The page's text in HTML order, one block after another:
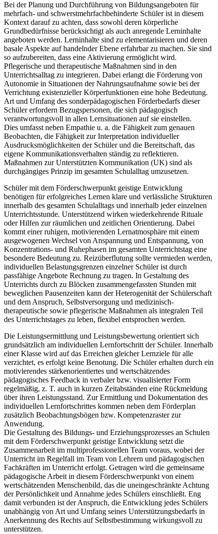
Bei der Planung und Durchführung von Bildungsangeboten für
mehrfach- und schwerstmehrfachbehinderte Schüler ist in diesem
Kontext darauf zu achten, dass sowohl deren körperliche
Grundbedürfnisse berücksichtigt als auch anregende Lerninhalte
angeboten werden. Lerninhalte sind zu elementarisieren und deren
basale Aspekte auf handelnder Ebene erfahrbar zu machen. Sie sind
so aufzubereiten, dass eine Aktivierung ermöglicht wird.
Pflegerische und therapeutische Maßnahmen sind in den
Unterrichtsalltag zu integrieren. Dabei erlangt die Förderung von
Autonomie in Situationen der Nahrungsaufnahme sowie bei der
Verrichtung existenzieller Körperfunktionen eine hohe Bedeutung.
Art und Umfang des sonderpädagogischen Förderbedarfs dieser
Schüler erfordern Bezugspersonen, die sich pädagogisch
verantwortungsvoll in allen Lernsituationen auf sie einstellen.
Dies umfasst neben Empathie u. a. die Fähigkeit zum genauen
Beobachten, die Fähigkeit zur Interpretation individueller
Ausdrucksmöglichkeiten der Schüler und die Bereitschaft, das
eigene Kommunikationsverhalten ständig zu reflektieren.
Maßnahmen zur Unterstützten Kommunikation (UK) sind als
durchgängiges Prinzip im gesamten Schulalltag umzusetzen.
Schüler mit dem Förderschwerpunkt geistige Entwicklung
benötigen für erfolgreiches Lernen klare und verlässliche Strukturen
innerhalb des gesamten Schulalltags und innerhalb jeder einzelnen
Unterrichtsstunde. Unterstützend wirken wiederkehrende Rituale
oder Hilfen zur räumlichen und zeitlichen Orientierung. Dabei
kommt einer ruhigen, motivierenden Lernatmosphäre mit einem
ausgewogenen Wechsel von Anspannung und Entspannung, von
Konzentrations- und Ruhephasen im gesamten Unterrichtstag eine
besondere Bedeutung zu. Reizüberflutung sollte vermieden werden,
individuellen Belastungsgrenzen einzelner Schüler ist durch
passfähige Angebote Rechnung zu tragen. In Gestaltung des
Unterrichts durch zu Blöcken zusammengefassten Stunden mit
beweglichen Pausenzeiten kann der Heterogenität der Schülerschaft
und dem Anspruch, Selbstversorgung und medizinisch-
therapeutische sowie pflegerische Maßnahmen als integralen Teil
des Unterrichtstages zu leben, flexibel entsprochen werden.
Die Leistungsermittlung und Leistungsbewertung orientiert sich
grundsätzlich am individuellen Lernfortschritt der Schüler. Innerhalb
einer Klasse wird auf das Erreichen gleicher Lernziele für alle
verzichtet, es erfolgt keine Benotung. Die Schüler erhalten durch ein
motivierendes stärkenorientiertes und wertschätzendes
pädagogisches Feedback in verbaler bzw. visualisierter Form
regelmäßig, z. T. auch in kurzen Zeitabständen eine Rückmeldung
über ihren Leistungsstand. Zur Ermittlung und Dokumentation des
individuellen Lernfortschrittes kommen neben dem Förderplan
zusätzlich Beobachtungsbögen bzw. Kompetenzraster zur
Anwendung.
Die Gestaltung des Bildungs- und Erziehungsprozesses an Schulen
mit dem Förderschwerpunkt geistige Entwicklung setzt die
Zusammenarbeit im multiprofessionellen Team voraus, wobei der
Unterricht im Regelfall im Team von Lehrern und pädagogischen
Fachkräften im Unterricht erfolgt. Getragen wird die gemeinsame
pädagogische Arbeit in diesem Förderschwerpunkt von einem
wertschätzenden Menschenbild, das die uneingeschränkte Achtung
der Persönlichkeit und Annahme jedes Schülers einschließt. Eng
damit verbunden ist der Anspruch, die Entwicklung jedes Schülers
unabhängig von Art und Umfang seines Unterstützungsbedarfs in
Anerkennung des Rechts auf Selbstbestimmung wirkungsvoll zu
unterstützen.